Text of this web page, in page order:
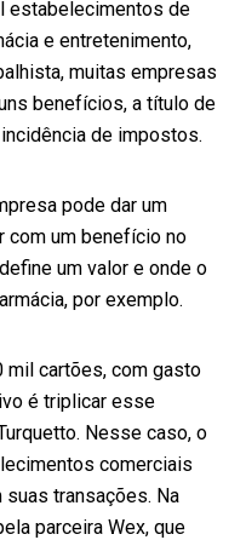
estabelecimentos de
e entretenimento,
muitas empresas
benefícios, a título de
de impostos.
pode dar um
com um benefício no
um valor e onde o
por exemplo.
mil cartões, com gasto
é triplicar esse
Nesse caso, o
comerciais
transações. Na
parceira Wex, que